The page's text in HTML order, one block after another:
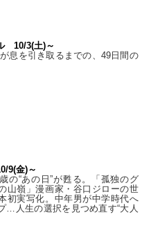
10/3(土)～
息を引き取るまでの、49日間の
9(金)～
の“あの日”が甦る。「孤独のグ
山嶺」漫画家・谷口ジローの世
初実写化。中年男が中学時代へ
…人生の選択を見つめ直す“大人